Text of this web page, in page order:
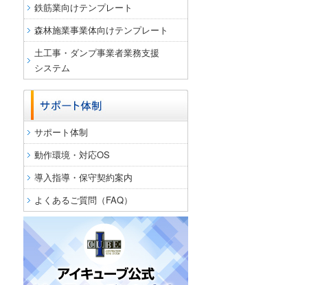
鉄筋業向けテンプレート
森林施業事業体向けテンプレート
土工事・ダンプ事業者業務支援
システム
サポート体制
動作環境・対応OS
導入指導・保守契約案内
よくあるご質問（FAQ）